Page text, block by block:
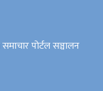
पोर्टल सञ्चालन